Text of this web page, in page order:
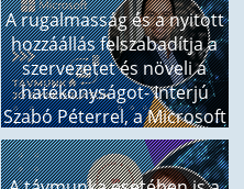
A rugalmasság és a nyitott
hozzáállás felszabadítja a
szervezetet és növeli a
hatékonyságot- Interjú
Szabó Péterrel, a Microsoft
Magyarország
ügyvezetőjével